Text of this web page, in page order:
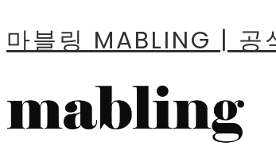
마블링 MABLING | 공